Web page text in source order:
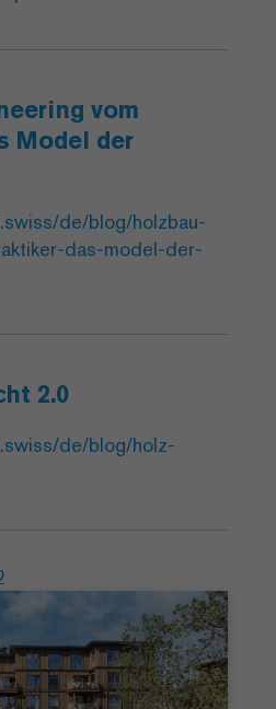
vom
Model der
de/blog/holzbau-
das-model-der-
2.0
de/blog/holz-